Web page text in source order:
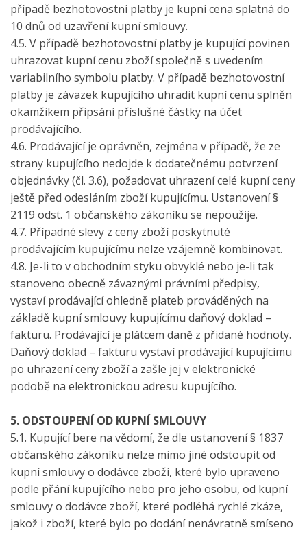
případě bezhotovostní platby je kupní cena splatná do
10 dnů od uzavření kupní smlouvy.
4.5. V případě bezhotovostní platby je kupující povinen
uhrazovat kupní cenu zboží společně s uvedením
variabilního symbolu platby. V případě bezhotovostní
platby je závazek kupujícího uhradit kupní cenu splněn
okamžikem připsání příslušné částky na účet
prodávajícího.
4.6. Prodávající je oprávněn, zejména v případě, že ze
strany kupujícího nedojde k dodatečnému potvrzení
objednávky (čl. 3.6), požadovat uhrazení celé kupní ceny
ještě před odesláním zboží kupujícímu. Ustanovení §
2119 odst. 1 občanského zákoníku se nepoužije.
4.7. Případné slevy z ceny zboží poskytnuté
prodávajícím kupujícímu nelze vzájemně kombinovat.
4.8. Je-li to v obchodním styku obvyklé nebo je-li tak
stanoveno obecně závaznými právními předpisy,
vystaví prodávající ohledně plateb prováděných na
základě kupní smlouvy kupujícímu daňový doklad –
fakturu. Prodávající je plátcem daně z přidané hodnoty.
Daňový doklad – fakturu vystaví prodávající kupujícímu
po uhrazení ceny zboží a zašle jej v elektronické
podobě na elektronickou adresu kupujícího.
5. ODSTOUPENÍ OD KUPNÍ SMLOUVY
5.1. Kupující bere na vědomí, že dle ustanovení § 1837
občanského zákoníku nelze mimo jiné odstoupit od
kupní smlouvy o dodávce zboží, které bylo upraveno
podle přání kupujícího nebo pro jeho osobu, od kupní
smlouvy o dodávce zboží, které podléhá rychlé zkáze,
jakož i zboží, které bylo po dodání nenávratně smíseno